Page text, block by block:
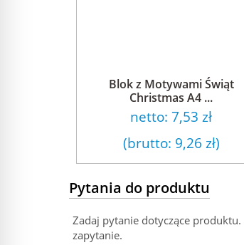
Blok z Motywami Świąt
Christmas A4 ...
netto:7,53 zł
(brutto: 9,26 zł)
Pytania do produktu
Zadaj pytanie dotyczące produktu.
zapytanie.